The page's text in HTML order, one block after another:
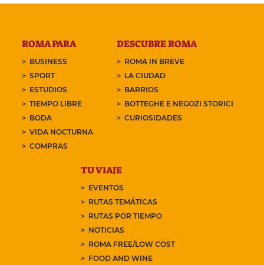
ROMA PARA
BUSINESS
SPORT
ESTUDIOS
TIEMPO LIBRE
BODA
VIDA NOCTURNA
COMPRAS
DESCUBRE ROMA
ROMA IN BREVE
LA CIUDAD
BARRIOS
BOTTEGHE E NEGOZI STORICI
CURIOSIDADES
TU VIAJE
EVENTOS
RUTAS TEMÁTICAS
RUTAS POR TIEMPO
NOTICIAS
ROMA FREE/LOW COST
FOOD AND WINE